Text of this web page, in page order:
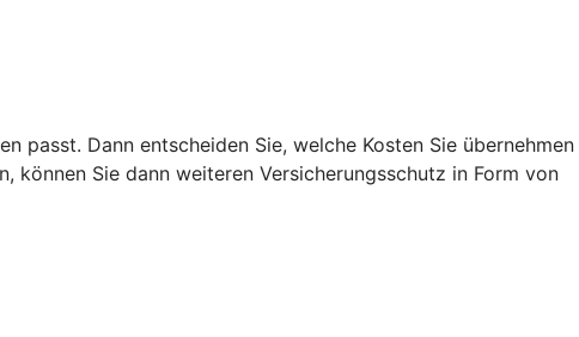
passt. Dann entscheiden Sie, welche Kosten Sie übernehmen
können Sie dann weiteren Versicherungsschutz in Form von